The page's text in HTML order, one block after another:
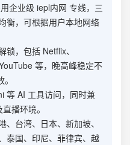
企业级 iepl内网 专线，三
衡，可根据用户本地网络
，包括 Netflix、
等，晚高峰稳定不
等 AI 工具访问，同时兼
播环境。
台湾、日本、新加坡、
泰国、印尼、菲律宾、越